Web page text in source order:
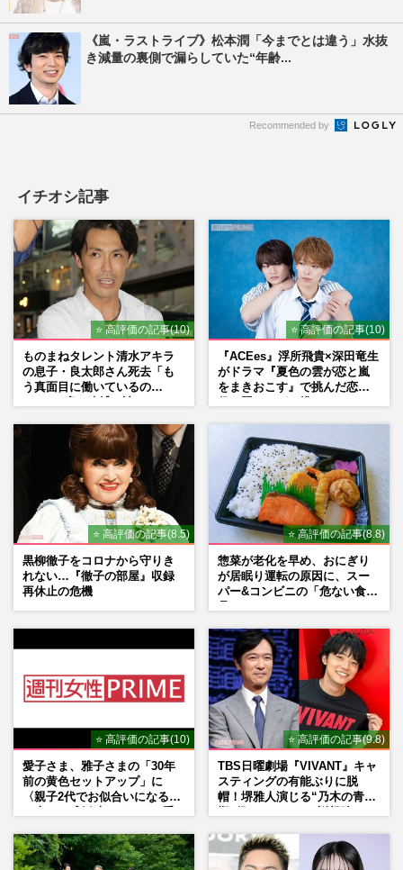
《嵐・ラストライブ》松本潤「今までとは違う」水抜
き減量の裏側で漏らしていた“年齢...
Recommended by
イチオシ記事
⭐ 高評価の記事(10)
ものまねタレント清水アキラ
の息子・良太郎さん死去「も
う真面目に働いているの
⭐ 高評価の記事(10)
『ACEes』浮所飛貴×深田竜生
がドラマ『夏色の雲が恋と嵐
をまきおこす』で挑んだ恋人
⭐ 高評価の記事(8.5)
黒柳徹子をコロナから守りき
れない…『徹子の部屋』収録
再休止の危機
⭐ 高評価の記事(8.8)
惣菜が老化を早め、おにぎり
が居眠り運転の原因に、スー
パー&コンビニの「危ない食
⭐ 高評価の記事(10)
愛子さま、雅子さまの「30年
前の黄色セットアップ」に
〈親子2代でお似合いになる〉
⭐ 高評価の記事(9.8)
TBS日曜劇場『VIVANT』キャ
スティングの有能ぶりに脱
帽！堺雅人演じる“乃木の青年
マン長男・櫻井海音だった